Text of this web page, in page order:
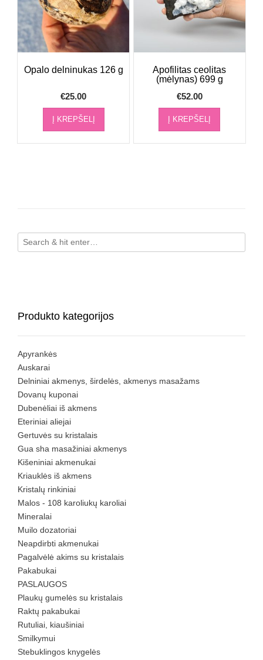
Opalo delninukas 126 g
€25.00
Į KREPŠELĮ
Apofilitas ceolitas
(mėlynas) 699 g
€52.00
Į KREPŠELĮ
Produkto kategorijos
Apyrankės
Auskarai
Delniniai akmenys, širdelės, akmenys masažams
Dovanų kuponai
Dubenėliai iš akmens
Eteriniai aliejai
Gertuvės su kristalais
Gua sha masažiniai akmenys
Kišeniniai akmenukai
Kriauklės iš akmens
Kristalų rinkiniai
Malos - 108 karoliukų karoliai
Mineralai
Muilo dozatoriai
Neapdirbti akmenukai
Pagalvėlė akims su kristalais
Pakabukai
PASLAUGOS
Plaukų gumelės su kristalais
Raktų pakabukai
Rutuliai, kiaušiniai
Smilkymui
Stebuklingos knygelės